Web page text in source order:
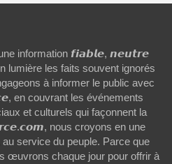
information 𝙛𝙞𝙖𝙗𝙡𝙚, 𝙣𝙚𝙪𝙩𝙧𝙚
lumière les faits souvent ignorés
à informer le public avec
en couvrant les événements
et culturels qui façonnent la
nous croyons en une
service du peuple. Parce que
œuvrons chaque jour pour offrir à